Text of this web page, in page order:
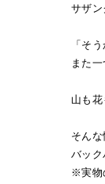
サザン
「そ
また
山も花
そん
バック
※実物